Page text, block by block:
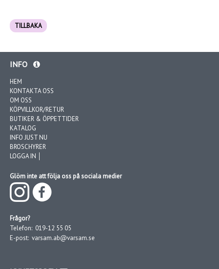
TILLBAKA
INFO
HEM
KONTAKTA OSS
OM OSS
KÖPVILLKOR/RETUR
BUTIKER & ÖPPETTIDER
KATALOG
INFO JUST NU
BROSCHYRER
LOGGA IN │
Glöm inte att följa oss på sociala medier
Frågor?
Telefon: 019-12 55 05
E-post: varsam.ab@varsam.se